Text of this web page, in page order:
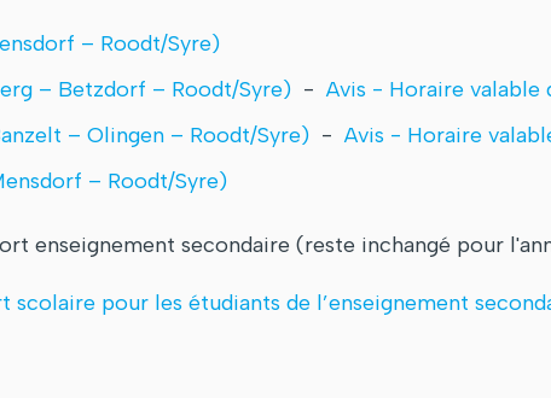
– Roodt/Syre)
– Betzdorf – Roodt/Syre) - Avis - Horaire valable
– Olingen – Roodt/Syre) - Avis - Horaire
– Roodt/Syre)
enseignement secondaire (reste inchangé pour
scolaire pour les étudiants de l’enseignement